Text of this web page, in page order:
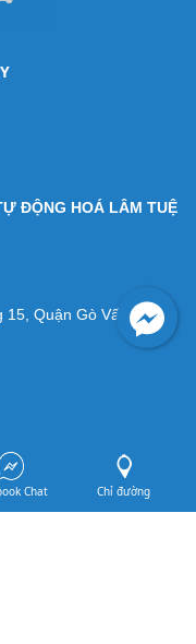
ĐỘNG HOÁ LÂM TUỆ
Quận Gò Vấp,
Chat Chỉ đường